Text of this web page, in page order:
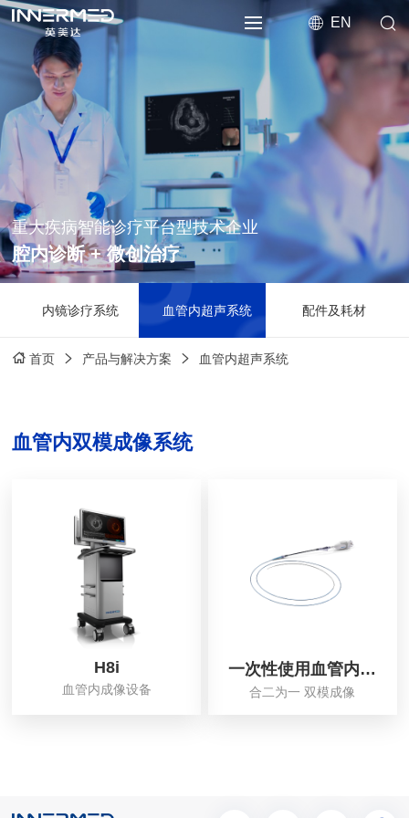
EN
重大疾病智能诊疗平台型技术企业
腔内诊断 + 微创治疗
内镜诊疗系统 血管内超声系统 配件及耗材
首页 产品与解决方案 血管内超声系统
血管内双模成像系统
H8i
血管内成像设备
一次性使用血管内成
像导管
合二为一 双模成像